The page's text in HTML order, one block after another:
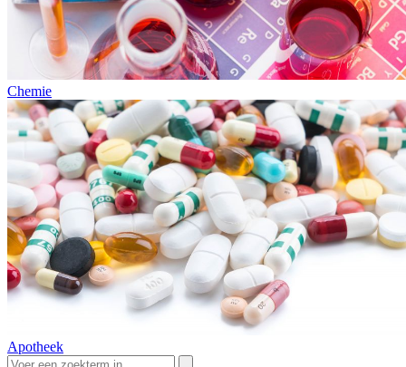
Chemie
Apotheek